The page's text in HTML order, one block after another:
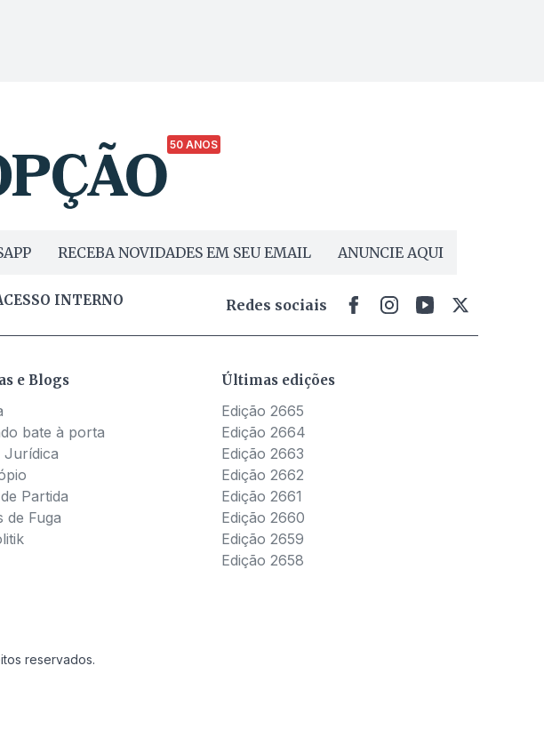
50 ANOS
RECEBA NOVIDADES EM SEU EMAIL ANUNCIE AQUI
INTERNO Redes sociais
e Blogs
bate à porta
Jurídica
Partida
de Fuga
Últimas edições
Edição 2665
Edição 2664
Edição 2663
Edição 2662
Edição 2661
Edição 2660
Edição 2659
Edição 2658
reservados.